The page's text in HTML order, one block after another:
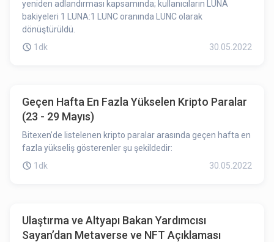
yeniden adlandırması kapsamında; kullanıcıların LUNA
bakiyeleri 1 LUNA:1 LUNC oranında LUNC olarak
dönüştürüldü.
1dk
30.05.2022
Geçen Hafta En Fazla Yükselen Kripto Paralar
(23 - 29 Mayıs)
Bitexen’de listelenen kripto paralar arasında geçen hafta en
fazla yükseliş gösterenler şu şekildedir:
1dk
30.05.2022
Ulaştırma ve Altyapı Bakan Yardımcısı
Sayan’dan Metaverse ve NFT Açıklaması